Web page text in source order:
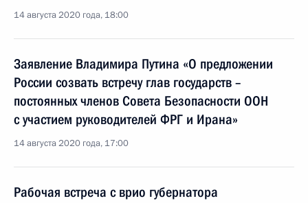
14 августа 2020 года, 18:00
Заявление Владимира Путина «О предложении
России созвать встречу глав государств –
постоянных членов Совета Безопасности ООН
с участием руководителей ФРГ и Ирана»
14 августа 2020 года, 17:00
Рабочая встреча с врио губернатора